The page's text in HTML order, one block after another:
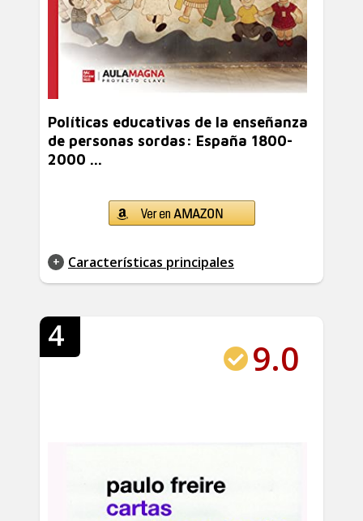
Políticas educativas de la enseñanza
de personas sordas: España 1800-
2000 ...
Características principales
4
9.0